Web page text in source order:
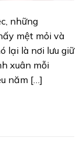
những
mệt mỏi và
lại là nơi lưu giữ
xuân mỗi
năm […]